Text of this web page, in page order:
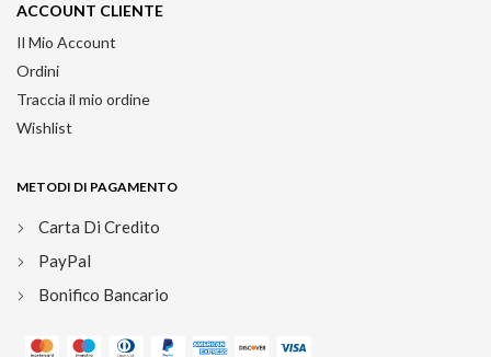
ACCOUNT CLIENTE
Il Mio Account
Ordini
Traccia il mio ordine
Wishlist
METODI DI PAGAMENTO
Carta Di Credito
PayPal
Bonifico Bancario